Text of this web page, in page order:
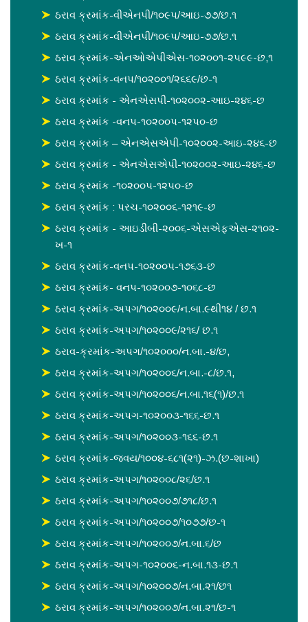
ઠરાવ ક્રમાંક-વીએનપી/૧૦૯૫/આઇ-૭૭/છ.૧
ઠરાવ ક્રમાંક-વીએનપી/૧૦૯૫/આઇ-૭૭/છ.૧
ઠરાવ ક્રમાંક-એનઓએપીએસ-૧૦૨૦૦૧-૨૫૯૯-છ,૧
ઠરાવ ક્રમાંક-વનપ/૧૦૨૦૦૧/૨૬૬૯/છ-૧
ઠરાવ ક્રમાંક - એનએસપી-૧૦૨૦૦૨-આઇ-૨૪૬-છ
ઠરાવ ક્રમાંક -વનપ-૧૦૨૦૦૫-૧૨૫૦-છ
ઠરાવ ક્રમાંક – એનએસએપી-૧૦૨૦૦૨-આઇ-૨૪૬-છ
ઠરાવ ક્રમાંક - એનએસએપી-૧૦૨૦૦૨-આઇ-૨૪૬-છ
ઠરાવ ક્રમાંક -૧૦૨૦૦૫-૧૨૫૦-છ
ઠરાવ ક્રમાંક : પરચ-૧૦૨૦૦૬-૧૨૧૯-છ
ઠરાવ ક્રમાંક - આઇડીબી-૨૦૦૬-એસએફએસ-૨૧૦૨-
ખ-૧
ઠરાવ ક્રમાંક-વનપ-૧૦૨૦૦૫-૧૭૬૩-છ
ઠરાવ ક્રમાંક- વનપ-૧૦૨૦૦૭-૧૦૬૮-છ
ઠરાવ ક્રમાંક-અપગ/૧૦૨૦૦૯/ન.બા.૯થી૧૪ / છ.૧
ઠરાવ ક્રમાંક-અપગ/૧૦૨૦૦૯/૨૧૬/ છ.૧
ઠરાવ-ક્રમાંક-અપગ/૧૦૨૦૦૦/ન.બા.-૪/છ,
ઠરાવ ક્રમાંક-અપગ/૧૦૨૦૦૬/ન.બા.-૮/છ.૧,
ઠરાવ ક્રમાંક-અપગ/૧૦૨૦૦૬/ન.બા.૧૬(૧)/છ.૧
ઠરાવ ક્રમાંક-અપગ-૧૦૨૦૦૩-૧૬૬-છ.૧
ઠરાવ ક્રમાંક-અપગ/૧૦૨૦૦૩-૧૬૬-છ.૧
ઠરાવ ક્રમાંક-જવય/૧૦૦૪-૬૮૧(૨૧)-ઝ.(છ-શાખા)
ઠરાવ ક્રમાંક-અપગ/૧૦૨૦૦૮/૨૬/છ.૧
ઠરાવ ક્રમાંક-અપગ/૧૦૨૦૦૭/૭૧૮/છ.૧
ઠરાવ ક્રમાંક-અપગ/૧૦૨૦૦૭/૧૦૭૭/છ-૧
ઠરાવ ક્રમાંક-અપગ/૧૦૨૦૦૭/ન.બા.૬/છ
ઠરાવ ક્રમાંક-અપગ-૧૦૨૦૦૬-ન.બા.૧૩-છ.૧
ઠરાવ ક્રમાંક-અપગ/૧૦૨૦૦૭/ન.બા.૨૧/છ૧
ઠરાવ ક્રમાંક-અપગ/૧૦૨૦૦૭/ન.બા.૨૧/છ-૧